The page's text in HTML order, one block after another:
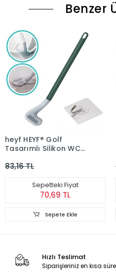
Benzer
heyf HEYF® Golf
Tasarımlı Silikon WC
Fırçası Kanca Hediyeli
83,16 TL
Sepetteki Fiyat
70,69 TL
Sepete Ekle
Hızlı Teslimat
Siparişleriniz en kısa